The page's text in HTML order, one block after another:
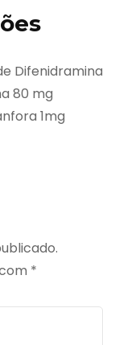
Difenidramina
80 mg
1mg
*